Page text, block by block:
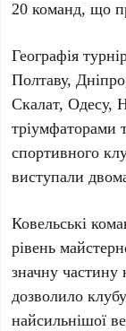
20 команд, що
Географія
Полтаву,
Скалат, Одесу,
тріумфаторами
спортивного
виступали
Ковельські
рівень
значну
дозволило
найсильнішої